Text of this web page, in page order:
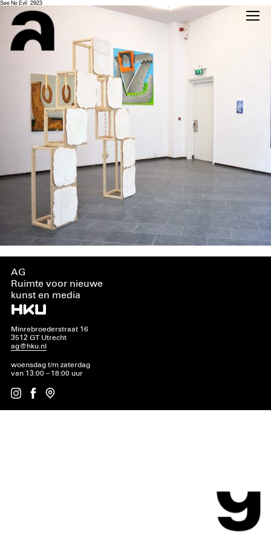
See No Evil_2923
AG
Ruimte voor nieuwe
kunst en media
Minrebroederstraat 16
3512 GT Utrecht
ag@hku.nl
woensdag t/m zaterdag
van 13:00 – 18:00 uur